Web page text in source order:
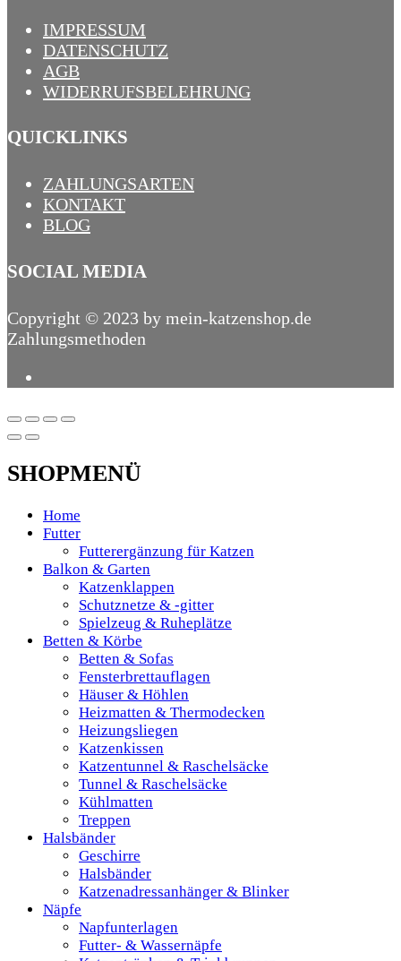
IMPRESSUM
DATENSCHUTZ
AGB
WIDERRUFSBELEHRUNG
QUICKLINKS
ZAHLUNGSARTEN
KONTAKT
BLOG
SOCIAL MEDIA
Copyright © 2023 by mein-katzenshop.de
Zahlungsmethoden
SHOPMENÜ
Home
Futter
Futterergänzung für Katzen
Balkon & Garten
Katzenklappen
Schutznetze & -gitter
Spielzeug & Ruheplätze
Betten & Körbe
Betten & Sofas
Fensterbrettauflagen
Häuser & Höhlen
Heizmatten & Thermodecken
Heizungsliegen
Katzenkissen
Katzentunnel & Raschelsäcke
Tunnel & Raschelsäcke
Kühlmatten
Treppen
Halsbänder
Geschirre
Halsbänder
Katzenadressanhänger & Blinker
Näpfe
Napfunterlagen
Futter- & Wassernäpfe